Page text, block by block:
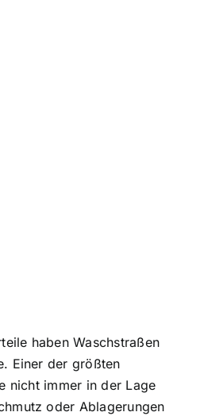
haben Waschstraßen
Einer der größten
nicht immer in der Lage
oder Ablagerungen